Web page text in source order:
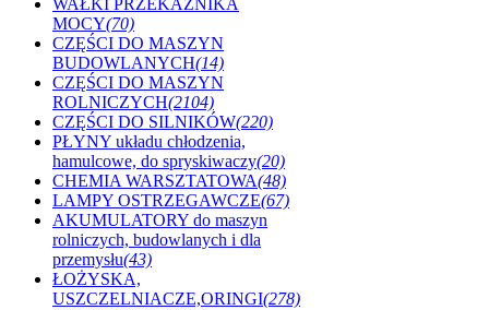
WAŁKI PRZEKAŹNIKA
MOCY(70)
CZĘŚCI DO MASZYN
BUDOWLANYCH(14)
CZĘŚCI DO MASZYN
ROLNICZYCH(2104)
CZĘŚCI DO SILNIKÓW(220)
PŁYNY układu chłodzenia,
hamulcowe, do spryskiwaczy(20)
CHEMIA WARSZTATOWA(48)
LAMPY OSTRZEGAWCZE(67)
AKUMULATORY do maszyn
rolniczych, budowlanych i dla
przemysłu(43)
ŁOŻYSKA,
USZCZELNIACZE,ORINGI(278)